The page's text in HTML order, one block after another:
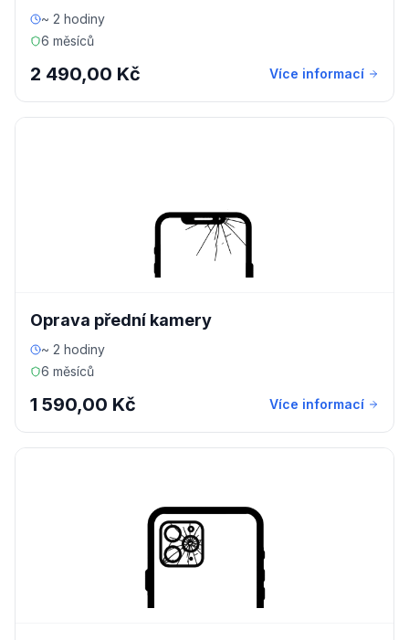
~ 2 hodiny
6 měsíců
2 490,00 Kč Více informací
Oprava přední kamery
~ 2 hodiny
6 měsíců
1 590,00 Kč Více informací